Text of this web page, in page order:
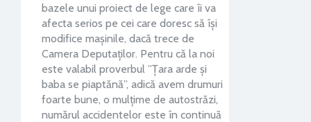
bazele unui proiect de lege care îi va
afecta serios pe cei care doresc să își
modifice mașinile, dacă trece de
Camera Deputaților. Pentru că la noi
este valabil proverbul ”Țara arde și
baba se piaptănă”, adică avem drumuri
foarte bune, o mulțime de autostrăzi,
numărul accidentelor este în continuă